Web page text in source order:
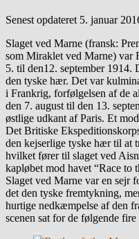
Senest opdateret 5. januar
Slaget ved Marne (fransk:
som Miraklet ved Marne) var
5. til den12. september 1914.
den tyske hær. Det var
i Frankrig, forfølgelsen af de
den 7. august til den 13.
østlige udkant af Paris. Et
Det Britiske
den kejserlige tyske hær til at
hvilket fører til slaget ved
kapløbet mod havet “Race to
Slaget ved Marne var en sejr
det den tyske fremtykning,
hurtige nedkæmpelse af den
scenen sat for de følgende